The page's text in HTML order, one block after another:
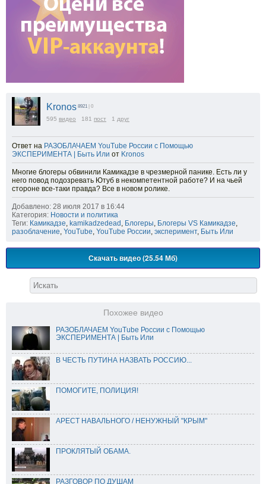
Kronos 8921 | 0
595 видео 181 пост 1 друг
Ответ на РАЗОБЛАЧАЕМ YouTube России с Помощью
ЭКСПЕРИМЕНТА | Быть Или от Kronos
Многие блогеры обвинили Камикадзе в чрезмерной панике. Есть ли у
него повод подозревать Ютуб в некомпетентной работе? И на чьей
стороне все-таки правда? Все в новом ролике.
Добавлено: 28 июля 2017 в 16:44
Категория: Новости и политика
Теги: Камикадзе, kamikadzedead , Блогеры, Блогеры VS Камикадзе,
разоблачение, YouTube, YouTube России, эксперимент, Быть Или
Скачать видео (25.54 Мб)
Похожее видео
РАЗОБЛАЧАЕМ YouTube России с Помощью
ЭКСПЕРИМЕНТА | Быть Или
В ЧЕСТЬ ПУТИНА НАЗВАТЬ РОССИЮ...
ПОМОГИТЕ, ПОЛИЦИЯ!
АРЕСТ НАВАЛЬНОГО / НЕНУЖНЫЙ "КРЫМ"
ПРОКЛЯТЫЙ ОБАМА.
РАЗГОВОР ПО ДУШАМ